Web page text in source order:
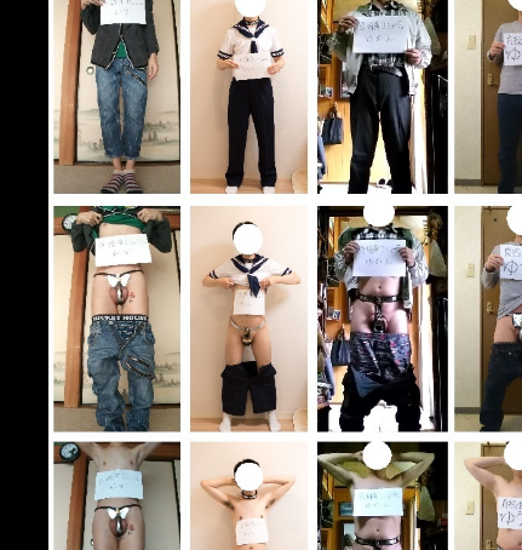
Ｅ
Ｅ
Ｌ
か
ら
の
メ
ー
ル
（遊）